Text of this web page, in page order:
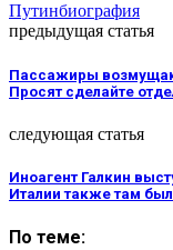
Путинбиография
предыдущая статья
Пассажиры
Просят сделайте
следующая статья
Иноагент Галкин
Италии также там
По теме: